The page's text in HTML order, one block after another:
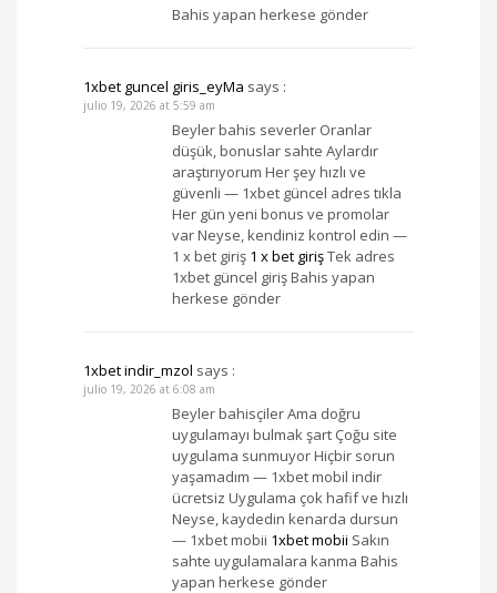
Bahis yapan herkese gönder
1xbet guncel giris_eyMa says :
julio 19, 2026 at 5:59 am
Beyler bahis severler Oranlar
düşük, bonuslar sahte Aylardır
araştırıyorum Her şey hızlı ve
güvenli — 1xbet güncel adres tıkla
Her gün yeni bonus ve promolar
var Neyse, kendiniz kontrol edin —
1 x bet giriş 1 x bet girişTek adres
1xbet güncel giriş Bahis yapan
herkese gönder
1xbet indir_mzol says :
julio 19, 2026 at 6:08 am
Beyler bahisçiler Ama doğru
uygulamayı bulmak şart Çoğu site
uygulama sunmuyor Hiçbir sorun
yaşamadım — 1xbet mobil indir
ücretsiz Uygulama çok hafif ve hızlı
Neyse, kaydedin kenarda dursun
— 1xbet mobii 1xbet mobii Sakın
sahte uygulamalara kanma Bahis
yapan herkese gönder